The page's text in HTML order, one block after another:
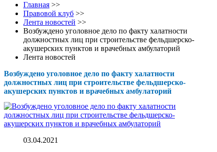
Главная >>
Правовой клуб >>
Лента новостей >>
Возбуждено уголовное дело по факту халатности
должностных лиц при строительстве фельдшерско-
акушерских пунктов и врачебных амбулаторий
Лента новостей
Возбуждено уголовное дело по факту халатности
должностных лиц при строительстве фельдшерско-
акушерских пунктов и врачебных амбулаторий
03.04.2021